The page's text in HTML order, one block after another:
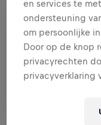
en services te
ondersteuning
om persoonlijke
Door op de knop
privacyrechten
privacyverklaring